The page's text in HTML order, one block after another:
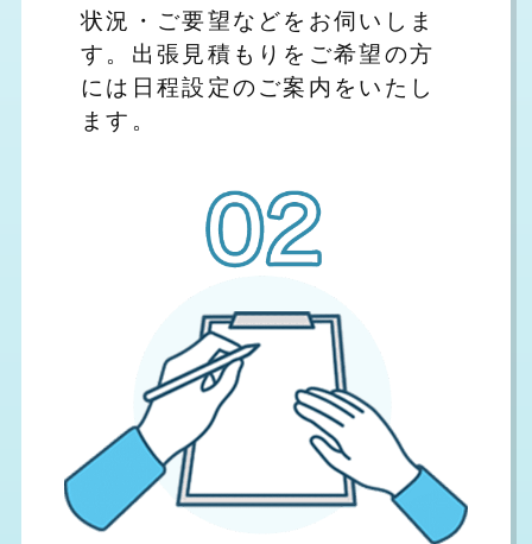
状況・ご要望などをお伺いしま
す。出張見積もりをご希望の方
には日程設定のご案内をいたし
ます。